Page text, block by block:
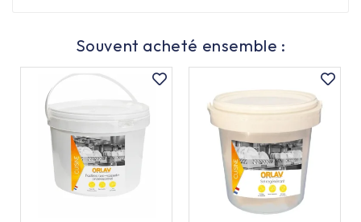
Souvent acheté ensemble :